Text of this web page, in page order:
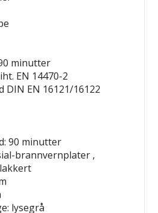
minutter
EN 14470-2
DIN EN 16121/16122
90 minutter
brannvernplater ,
lysegrå